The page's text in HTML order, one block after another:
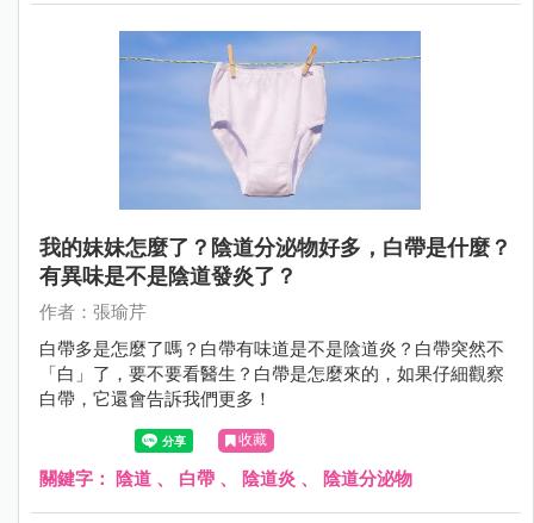
我的妹妹怎麼了？陰道分泌物好多，白帶是什麼？
有異味是不是陰道發炎了？
作者：張瑜芹
白帶多是怎麼了嗎？白帶有味道是不是陰道炎？白帶突然不
「白」了，要不要看醫生？白帶是怎麼來的，如果仔細觀察
白帶，它還會告訴我們更多！
收藏
關鍵字： 陰道 、 白帶 、 陰道炎 、 陰道分泌物